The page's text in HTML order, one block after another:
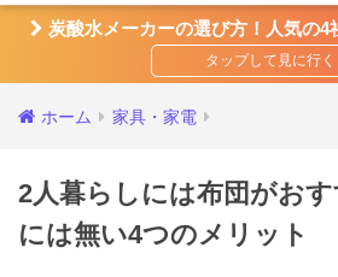
炭酸水メーカーの選び方！人気の4
ホーム 家具・家電
2人暮らしには布団がお
には無い4つのメリット